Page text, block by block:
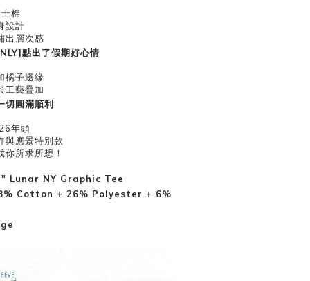
棉
設計
出層次感
點出了假期好心情
橘子邊緣
工藝疊加
切圓滿順利
年頭
與應景特別款
所求所想！
Lunar NY Graphic Tee
Cotton + 26% Polyester + 6%